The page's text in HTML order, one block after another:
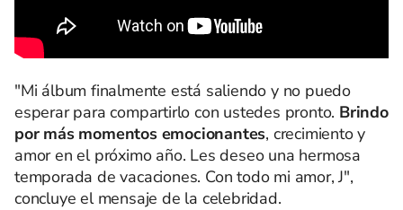
"Mi álbum finalmente está saliendo y no puedo
esperar para compartirlo con ustedes pronto. Brindo
por más momentos emocionantes, crecimiento y
amor en el próximo año. Les deseo una hermosa
temporada de vacaciones. Con todo mi amor, J",
concluye el mensaje de la celebridad.